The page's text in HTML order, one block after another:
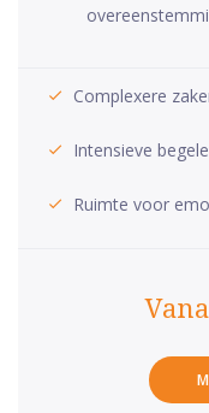
Complexere
Intensieve
Ruimte voor